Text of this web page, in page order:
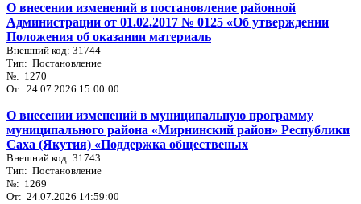
О внесении изменений в постановление районной
Администрации от 01.02.2017 № 0125 «Об утверждении
Положения об оказании материаль
Внешний код: 31744
Тип: Постановление
№: 1270
От: 24.07.2026 15:00:00
О внесении изменений в муниципальную программу
муниципального района «Мирнинский район» Республики
Саха (Якутия) «Поддержка общественых
Внешний код: 31743
Тип: Постановление
№: 1269
От: 24.07.2026 14:59:00